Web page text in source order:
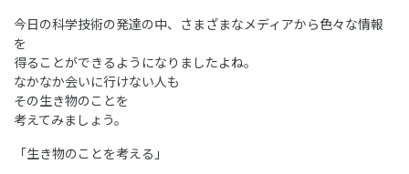
今日の科学技術の発達の中、さまざまなメディアから色々な情報
を
得ることができるようになりましたよね。
なかなか会いに行けない人も
その生き物のことを
考えてみましょう。
「生き物のことを考える」